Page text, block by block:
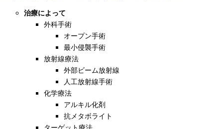
治療によって
外科手術
オープン手術
最小侵襲手術
放射線療法
外部ビーム放射線
人工放射線手術
化学療法
アルキル化剤
抗メタボライト